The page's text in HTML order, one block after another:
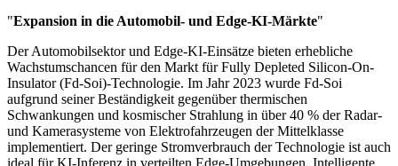
"Expansion in die Automobil- und Edge-KI-Märkte"
Der Automobilsektor und Edge-KI-Einsätze bieten erhebliche
Wachstumschancen für den Markt für Fully Depleted Silicon-On-
Insulator (Fd-Soi)-Technologie. Im Jahr 2023 wurde Fd-Soi
aufgrund seiner Beständigkeit gegenüber thermischen
Schwankungen und kosmischer Strahlung in über 40 % der Radar-
und Kamerasysteme von Elektrofahrzeugen der Mittelklasse
implementiert. Der geringe Stromverbrauch der Technologie ist auch